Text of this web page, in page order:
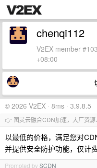
chenqi112
V2EX member
+08:00
© 2026 V2EX · 8ms · 3.9.8.5
👉 图灵云融合CDN加速，大厂资源
以最低的价格，满足您对
并提供安全防护功能，仅计
Promoted bySCDN